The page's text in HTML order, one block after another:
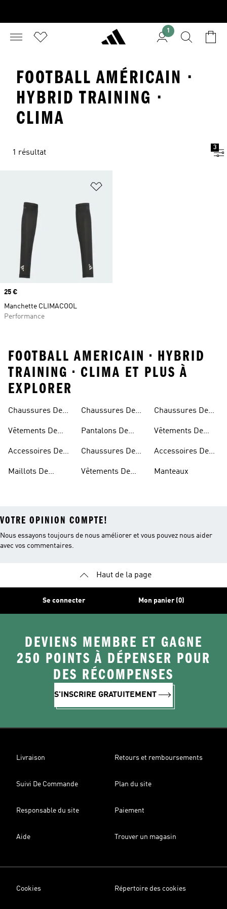
1
FOOTBALL AMÉRICAIN ·
HYBRID TRAINING ·
CLIMA
1 résultat
3
Prix
25 €
Manchette CLIMACOOL
Performance
FOOTBALL AMERICAIN • HYBRID
TRAINING • CLIMA ET PLUS À
EXPLORER
Chaussures De
Vêtements De
Accessoires De
Maillots De
Américain
Chaussures De
Américain
Pantalons De
Américain
Chaussures De
Vêtements De
Chaussures De
Vêtements De
Accessoires De
Manteaux
VOTRE OPINION COMPTE!
Nous essayons toujours de nous améliorer et vous pouvez nous aider
avec vos commentaires.
Haut de la page
Se connecter Mon panier (0)
DEVIENS MEMBRE ET GAGNE
250 POINTS À DÉPENSER POUR
DES RÉCOMPENSES
S'INSCRIRE GRATUITEMENT
Livraison Retours et remboursements
Suivi De Commande Plan du site
Responsable du site Paiement
Aide Trouver un magasin
Cookies Répertoire des cookies